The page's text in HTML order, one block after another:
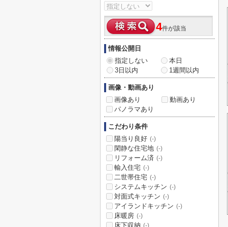
4件が該当
情報公開日
指定しない
本日
3日以内
1週間以内
画像・動画あり
画像あり
動画あり
パノラマあり
こだわり条件
陽当り良好 (-)
閑静な住宅地 (-)
リフォーム済 (-)
輸入住宅 (-)
二世帯住宅 (-)
システムキッチン (-)
対面式キッチン (-)
アイランドキッチン (-)
床暖房 (-)
床下収納 (-)